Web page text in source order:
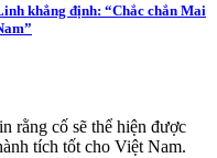
khẳng định: “Chắc chắn Mai
rằng cố sẽ thể hiện được
tích tốt cho Việt Nam.